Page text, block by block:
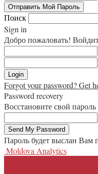
Поиск
Sign in
Добро пожаловать!
Forgot your password? Get
Password recovery
Восстановите свой пароль
Пароль будет выслан Вам
Moldova Analytics